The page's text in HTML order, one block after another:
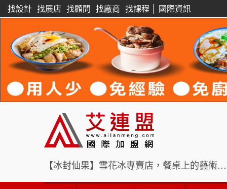
找設計 找展店 找顧問 找廠商 找課程 國際資訊
【冰封仙果】雪花冰專賣店，餐桌上的藝術饗宴